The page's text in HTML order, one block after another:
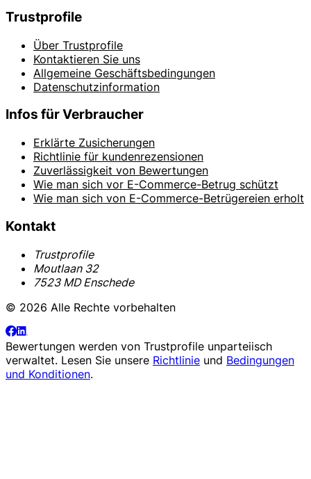
Trustprofile
Über Trustprofile
Kontaktieren Sie uns
Allgemeine Geschäftsbedingungen
Datenschutzinformation
Infos für Verbraucher
Erklärte Zusicherungen
Richtlinie für kundenrezensionen
Zuverlässigkeit von Bewertungen
Wie man sich vor E-Commerce-Betrug schützt
Wie man sich von E-Commerce-Betrügereien erholt
Kontakt
Trustprofile
Moutlaan 32
7523 MD Enschede
© 2026 Alle Rechte vorbehalten
Bewertungen werden von Trustprofile unparteiisch
verwaltet. Lesen Sie unsere Richtlinie und Bedingungen
und Konditionen.